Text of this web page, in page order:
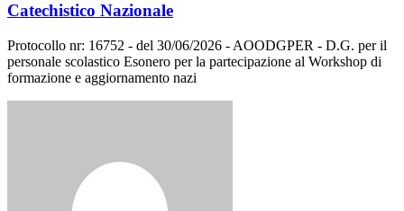
Catechistico Nazionale
Protocollo nr: 16752 - del 30/06/2026 - AOODGPER - D.G. per il
personale scolastico Esonero per la partecipazione al Workshop di
formazione e aggiornamento nazi